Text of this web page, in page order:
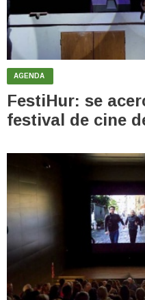
AGENDA
FestiHur: se
festival de cine